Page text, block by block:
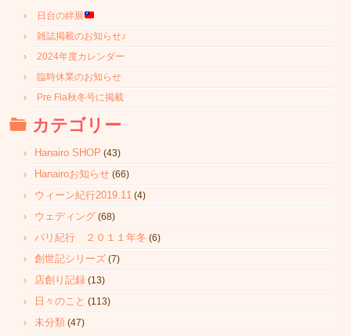
日台の絆展
雑誌掲載のお知らせ♪
2024年度カレンダー
臨時休業のお知らせ
Pre Fla秋冬号に掲載
カテゴリー
Hanairo SHOP (43)
Hanairoお知らせ (66)
ウィーン紀行2019.11 (4)
ウェディング (68)
パリ紀行 ２０１１年冬 (6)
創世記シリーズ (7)
店創り記録 (13)
日々のこと (113)
未分類 (47)